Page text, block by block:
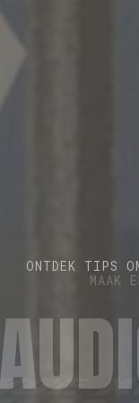
MAAK
ONTDEK TIPS
EN